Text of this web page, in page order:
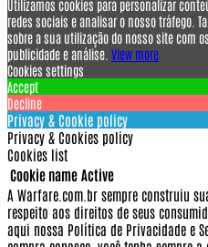
Utilizamos cookies para personalizar
redes sociais e analisar o nosso tráfego.
sobre a sua utilização do nosso site com
publicidade e análise. View more
Cookies settings
Accept
Decline
Privacy & Cookie policy
Privacy & Cookies policy
Cookies list
Cookie name Active
A Warfare.com.br sempre construiu
respeito aos direitos de seus
aqui nossa Política de Privacidade e